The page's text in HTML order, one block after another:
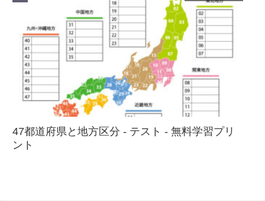
47都道府県と地方区分 - テスト - 無料学習プリ
ント